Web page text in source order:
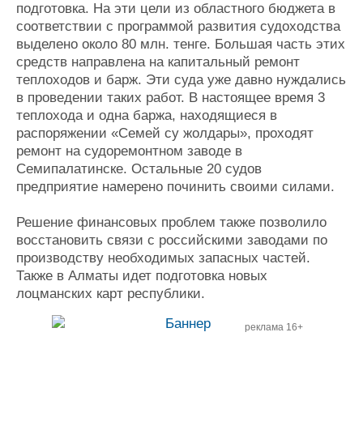
Компании
Репутация
Работа
Крюинг
Журнал
Реклама
Оборудование
Изделия
Материалы
Услуги
Конференции
Выставки и семинары
Личности
Словарь
Флот
Галерея флота
Отзывы
Все службы
подготовка. На эти цели из областного бюджета в
соответствии с программой развития судоходства
выделено около 80 млн. тенге. Большая часть этих
средств направлена на капитальный ремонт
теплоходов и барж. Эти суда уже давно нуждались
в проведении таких работ. В настоящее время 3
теплохода и одна баржа, находящиеся в
распоряжении «Семей су жолдары», проходят
ремонт на судоремонтном заводе в
Семипалатинске. Остальные 20 судов
предприятие намерено починить своими силами.
Решение финансовых проблем также позволило
восстановить связи с российскими заводами по
производству необходимых запасных частей.
Также в Алматы идет подготовка новых
лоцманских карт республики.
реклама 16+